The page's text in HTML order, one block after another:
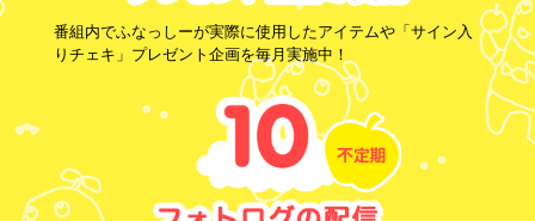
番組内でふなっしーが実際に使用したアイテムや「サイン入
りチェキ」プレゼント企画を毎月実施中！